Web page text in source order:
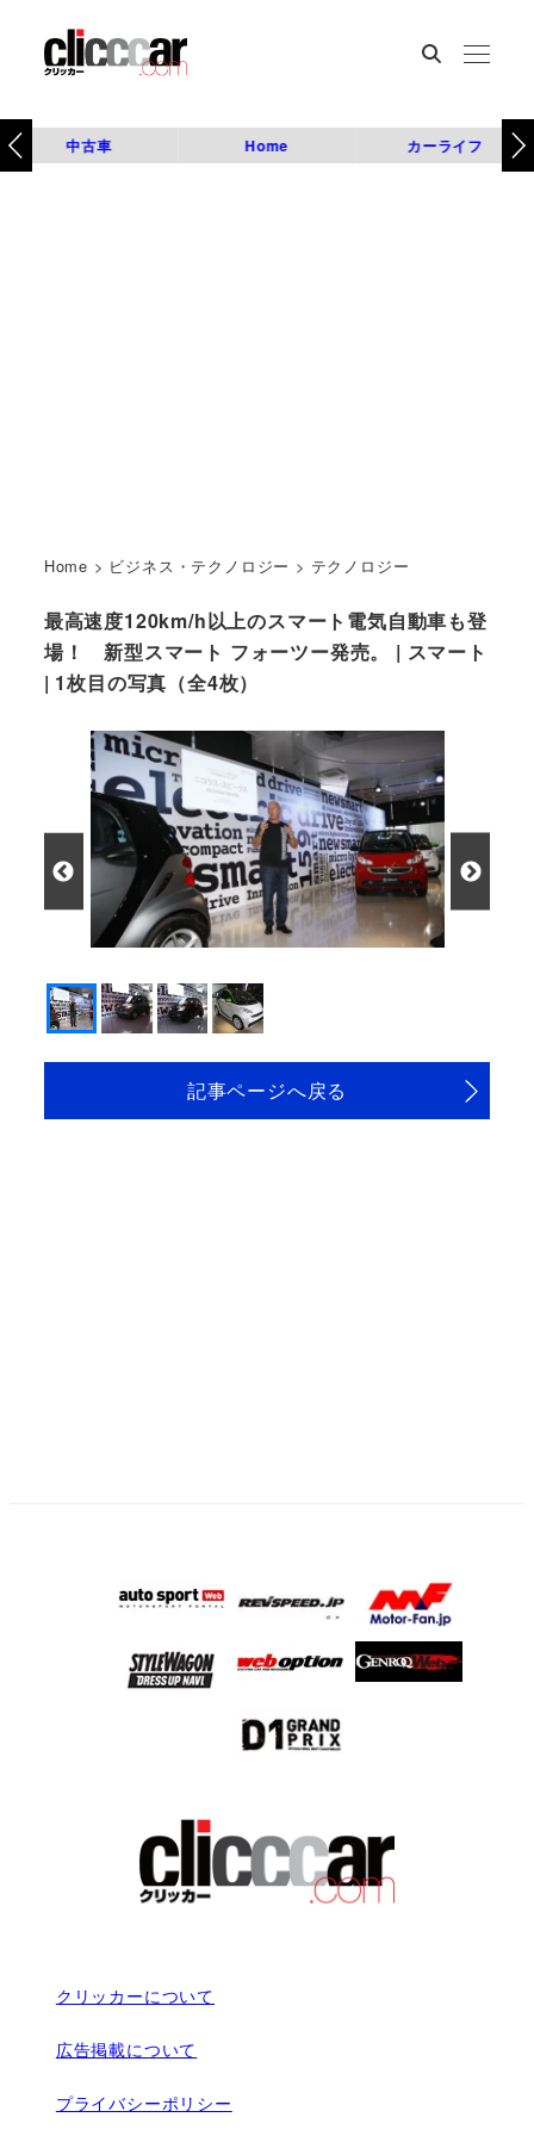
中古車 Home カーライフ
Home > ビジネス・テクノロジー > テクノロジー
最高速度120km/h以上のスマート電気自動車も登
場！ 新型スマート フォーツー発売。 | スマート
| 1枚目の写真（全4枚）
記事ページへ戻る
クリッカーについて
広告掲載について
プライバシーポリシー